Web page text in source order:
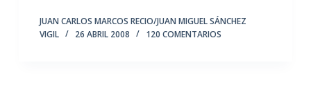
JUAN CARLOS MARCOS RECIO/JUAN MIGUEL SÁNCHEZ
VIGIL
26 ABRIL 2008 120 COMENTARIOS